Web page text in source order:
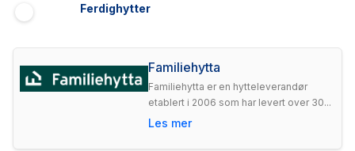
Ferdighytter
Familiehytta
Familiehytta er en hytteleverandør
etablert i 2006 som har levert over 30...
Les mer